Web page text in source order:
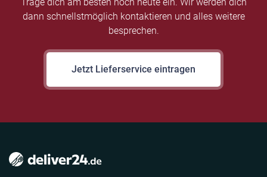
dann schnellstmöglich kontaktieren und alles weitere
besprechen.
Jetzt Lieferservice eintragen